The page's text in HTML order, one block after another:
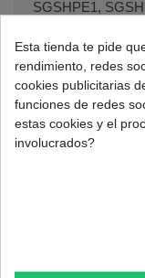
SGSHPE1,
SGSHPE9,
SGSHPF4,
SGSHPF8,
SGSHPK4,
SGSHPN2,
SGVHPE2.
Lavavajillas
SGIIMA2,
Esta tienda te pide
rendimiento, redes
cookies publicitarias
funciones de redes
estas cookies y el
involucrados?